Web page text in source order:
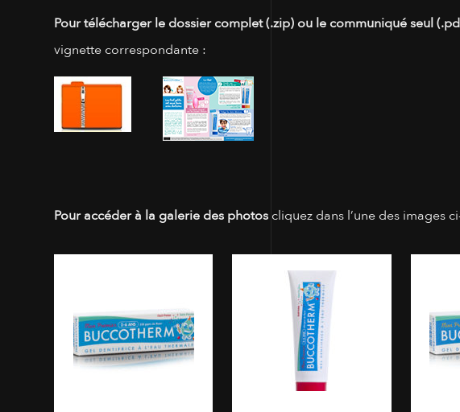
Pour télécharger le dossier complet (.zip) ou le communiqué seul
vignette correspondante :
Pour accéder à la galerie des photos cliquez dans l’une des images